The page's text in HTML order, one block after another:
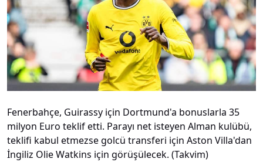
Fenerbahçe, Guirassy için Dortmund'a bonuslarla 35
milyon Euro teklif etti. Parayı net isteyen Alman kulübü,
teklifi kabul etmezse golcü transferi için Aston Villa'dan
İngiliz Olie Watkins için görüşülecek. (Takvim)